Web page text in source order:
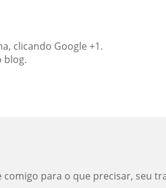
clicando Google +1.
blog.
para o que precisar, seu